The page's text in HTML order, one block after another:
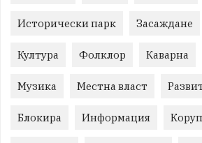
Исторически парк Засаждане
Култура Фолклор Каварна
Музика Местна власт
Блокира Информация